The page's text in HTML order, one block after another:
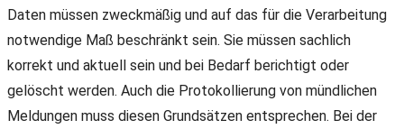
Daten müssen zweckmäßig und auf das für die Verarbeitung
notwendige Maß beschränkt sein. Sie müssen sachlich
korrekt und aktuell sein und bei Bedarf berichtigt oder
gelöscht werden. Auch die Protokollierung von mündlichen
Meldungen muss diesen Grundsätzen entsprechen. Bei der